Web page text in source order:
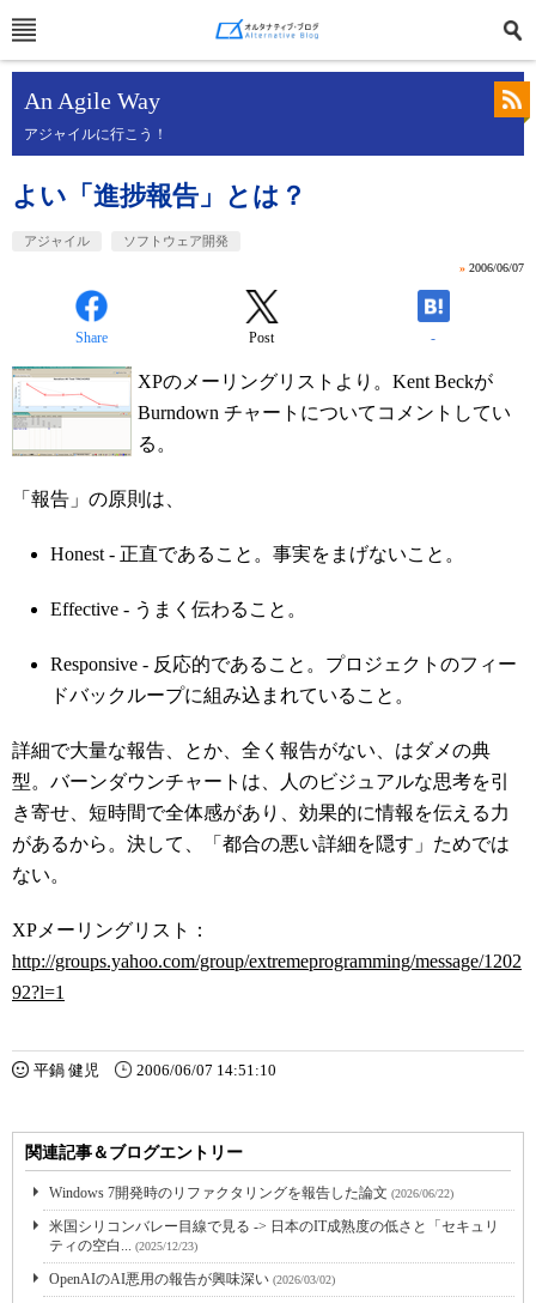
An Agile Way
アジャイルに行こう！
よい「進捗報告」とは？
アジャイル ソフトウェア開発
» 2006/06/07
Share Post -
XPのメーリングリストより。Kent Beckが
Burndown チャートについてコメントしてい
る。
「報告」の原則は、
Honest - 正直であること。事実をまげないこと。
Effective - うまく伝わること。
Responsive - 反応的であること。プロジェクトのフィー
ドバックループに組み込まれていること。
詳細で大量な報告、とか、全く報告がない、はダメの典
型。バーンダウンチャートは、人のビジュアルな思考を引
き寄せ、短時間で全体感があり、効果的に情報を伝える力
があるから。決して、「都合の悪い詳細を隠す」ためでは
ない。
XPメーリングリスト：
http://groups.yahoo.com/group/extremeprogramming/message/1202
92?l=1
平鍋 健児 2006/06/07 14:51:10
関連記事＆ブログエントリー
Windows 7開発時のリファクタリングを報告した論文 (2026/06/22)
米国シリコンバレー目線で見る -> 日本のIT成熟度の低さと「セキュリ
ティの空白... (2025/12/23)
OpenAIのAI悪用の報告が興味深い (2026/03/02)